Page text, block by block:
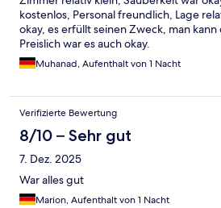
kostenlos, Personal freundlich, Lage
okay, es erfüllt seinen Zweck, man
Preislich war es auch okay.
Muhanad, Aufenthalt von 1 Nacht
Verifizierte Bewertung
8/10 – Sehr gut
7. Dez. 2025
War alles gut
Marion, Aufenthalt von 1 Nacht